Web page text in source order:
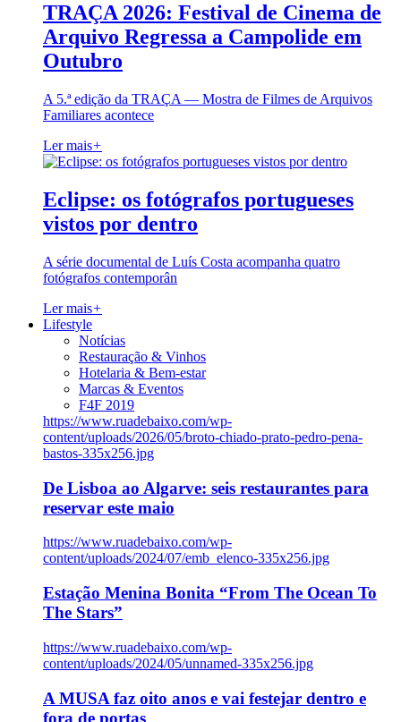
TRAÇA 2026: Festival de Cinema de
Arquivo Regressa a Campolide em
Outubro
A 5.ª edição da TRAÇA — Mostra de Filmes de Arquivos
Familiares acontece
Ler mais+
Eclipse: os fotógrafos portugueses
vistos por dentro
A série documental de Luís Costa acompanha quatro
fotógrafos contemporân
Ler mais+
Lifestyle
Notícias
Restauração & Vinhos
Hotelaria & Bem-estar
Marcas & Eventos
F4F 2019
https://www.ruadebaixo.com/wp-
content/uploads/2026/05/broto-chiado-prato-pedro-pena-
bastos-335x256.jpg
De Lisboa ao Algarve: seis restaurantes para
reservar este maio
https://www.ruadebaixo.com/wp-
content/uploads/2024/07/emb_elenco-335x256.jpg
Estação Menina Bonita “From The Ocean To
The Stars”
https://www.ruadebaixo.com/wp-
content/uploads/2024/05/unnamed-335x256.jpg
A MUSA faz oito anos e vai festejar dentro e
fora de portas